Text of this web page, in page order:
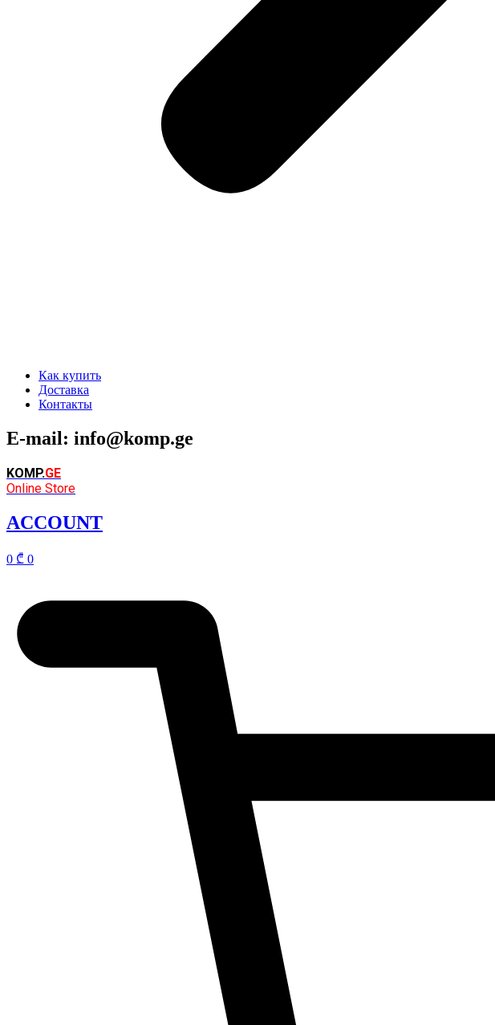
Как купить
Доставка
Контакты
E-mail: info@komp.ge
KOMP.GE
Online Store
ACCOUNT
0 ₾ 0